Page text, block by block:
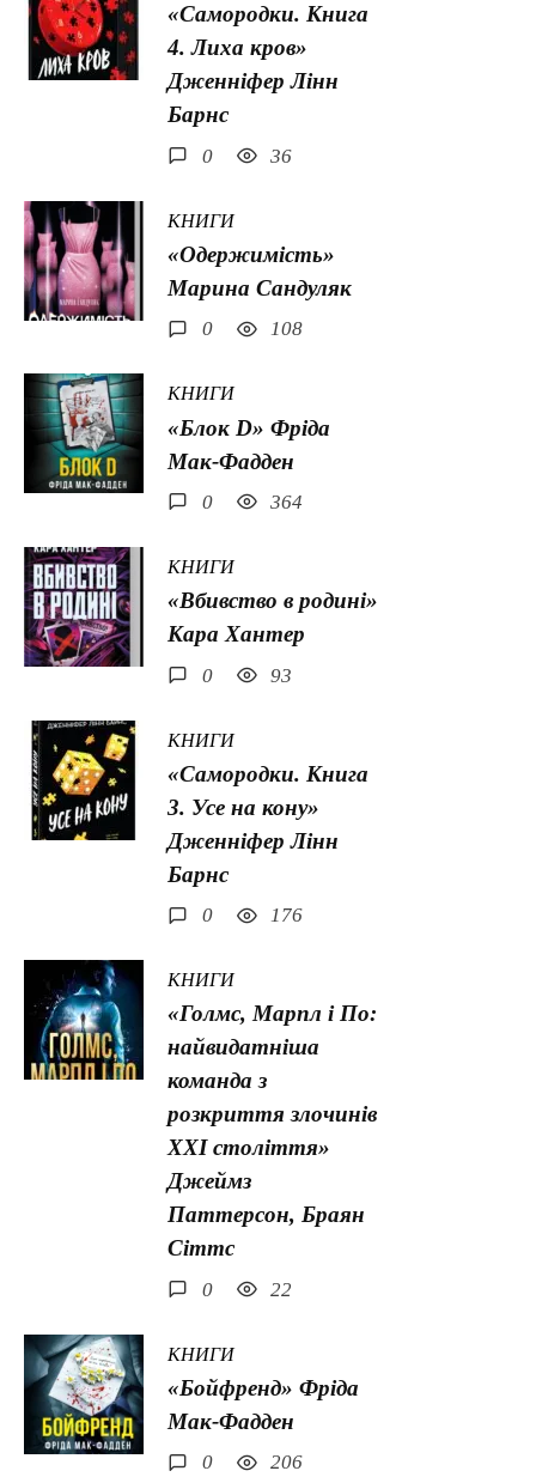
«Самородки. Книга
4. Лиха кров»
Дженніфер Лінн
Барнс
0 36
КНИГИ
«Одержимість»
Марина Сандуляк
0 108
КНИГИ
«Блок D» Фріда
Мак-Фадден
0 364
КНИГИ
«Вбивство в родині»
Кара Хантер
0 93
КНИГИ
«Самородки. Книга
3. Усе на кону»
Дженніфер Лінн
Барнс
0 176
КНИГИ
«Голмс, Марпл і По:
найвидатніша
команда з
розкриття злочинів
ХХІ століття»
Джеймз
Паттерсон, Браян
Сіттс
0 22
КНИГИ
«Бойфренд» Фріда
Мак-Фадден
0 206